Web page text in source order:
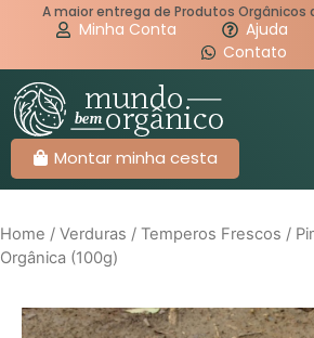
A maior entrega de Produtos Orgânicos
Minha Conta Ajuda
Contato
Montar minha cesta
Home / Verduras / Temperos Frescos /
Orgânica (100g)